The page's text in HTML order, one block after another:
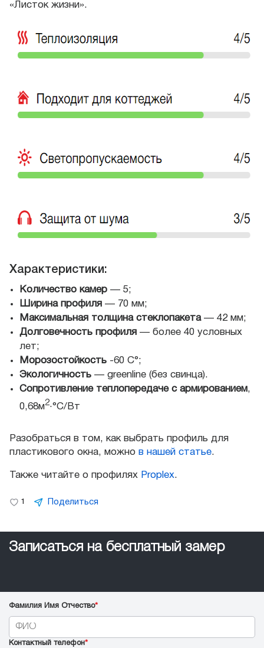
«Листок жизни».
Характеристики:
Количество камер — 5;
Ширина профиля — 70 мм;
Максимальная толщина стеклопакета— 42 мм;
Долговечность профиля — более 40 условных
лет;
Морозостойкость -60 С°;
Экологичность — greenline (без свинца).
Сопротивление теплопередаче с армированием,
0,68м2·°С/Вт
Разобраться в том, как выбрать профиль для
пластикового окна, можно в нашей статье.
Также читайте о профилях Proplex.
1 Поделиться
Записаться на бесплатный замер
Фамилия Имя Отчество*
Контактный телефон *